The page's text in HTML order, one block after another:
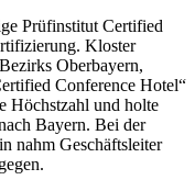
Prüfinstitut Certified
Kloster
Oberbayern,
Conference Hotel“
Höchstzahl und holte
Bayern. Bei der
nahm Geschäftsleiter